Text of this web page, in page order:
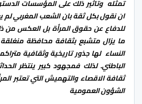
تمثله وتاثير ذلك على المؤسسات
ان نقول بكل ثقة بان الشعب المغربي لم
للدفاع عن حقوق المرأة بل العكس من
ما يزال متشبع بثقافة محافظة
النساء لها جذور تاريخية وثقافية
الباطني. لذلك فمجهود كبير ينتظر
ثقافة الاقصاء والتهميش التي تعتبر
الشؤون العمومية